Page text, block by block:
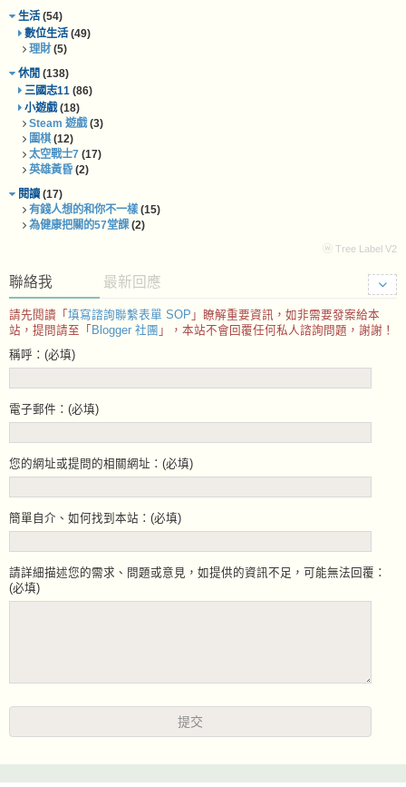
生活(54)
數位生活(49)
理財(5)
休閒 (138)
三國志11 (86)
小遊戲(18)
Steam 遊戲(3)
圍棋(12)
太空戰士7 (17)
英雄黃昏 (2)
閱讀 (17)
有錢人想的和你不一樣(15)
為健康把關的57堂課(2)
ⓦ Tree Label V2
聯絡我 最新回應
請先閱讀「 填寫諮詢聯繫表單 SOP 」瞭解重要資訊，如非需要發案給本
站，提問請至「 Blogger 社團 」，本站不會回覆任何私人諮詢問題，謝謝！
稱呼：(必填)
電子郵件：(必填)
您的網址或提問的相關網址：(必填)
簡單自介、如何找到本站：(必填)
請詳細描述您的需求、問題或意見，如提供的資訊不足，可能無法回覆：
(必填)